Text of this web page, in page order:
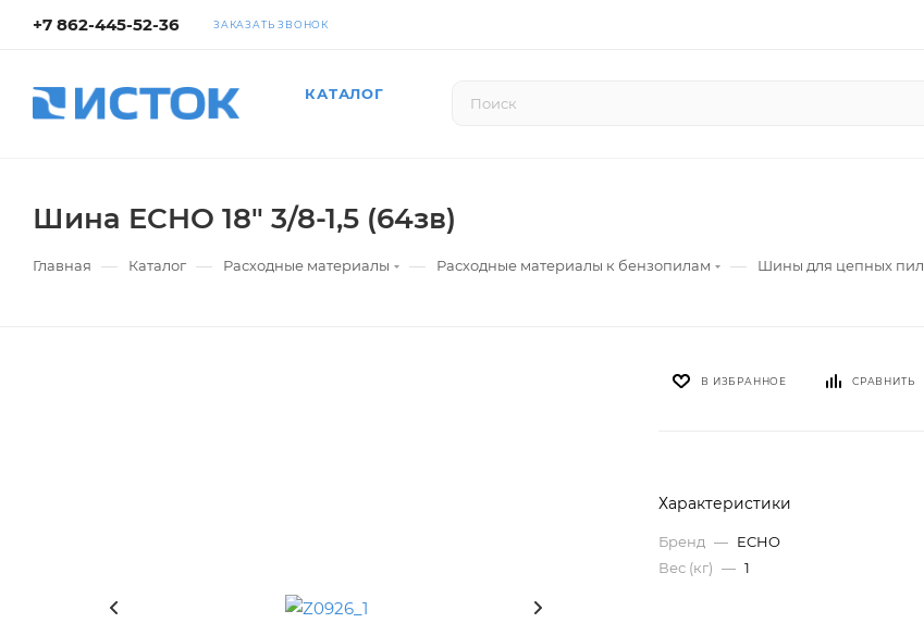
+7 862-445-52-36 ЗАКАЗАТЬ ЗВОНОК
КАТАЛОГ
Шина ECHO 18" 3/8-1,5 (64зв)
Главная — Каталог — Расходные материалы — Расходные материалы к бензопилам — Шины для цепных пил
В ИЗБРАННОЕ СРАВНИТЬ
Характеристики
Бренд — ECHO
Вес (кг) — 1